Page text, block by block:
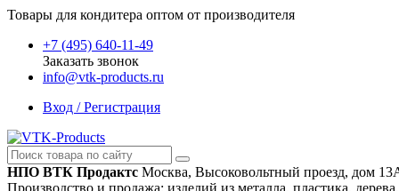
Товары для кондитера оптом от производителя
+7 (495) 640-11-49
Заказать звонок
info@vtk-products.ru
Вход / Регистрация
НПО ВТК Продактс Москва, Высоковольтный проезд, дом
Производство и продажа: изделий из металла, пластика,